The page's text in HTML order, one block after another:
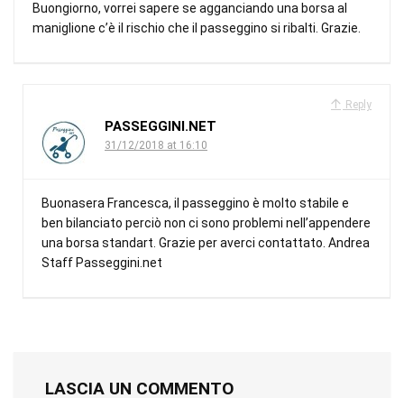
Buongiorno, vorrei sapere se agganciando una borsa al
maniglione c’è il rischio che il passeggino si ribalti. Grazie.
Reply
PASSEGGINI.NET
31/12/2018 at 16:10
Buonasera Francesca, il passeggino è molto stabile e
ben bilanciato perciò non ci sono problemi nell’appendere
una borsa standart. Grazie per averci contattato. Andrea
Staff Passeggini.net
LASCIA UN COMMENTO